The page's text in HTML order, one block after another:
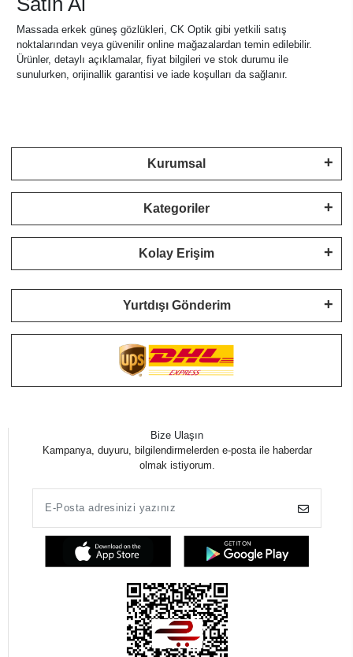
Massada erkek güneş gözlükleri, CK Optik gibi yetkili satış
noktalarından veya güvenilir online mağazalardan temin edilebilir.
Ürünler, detaylı açıklamalar, fiyat bilgileri ve stok durumu ile
sunulurken, orijinallik garantisi ve iade koşulları da sağlanır.
Kurumsal
Kategoriler
Kolay Erişim
Yurtdışı Gönderim
Bize Ulaşın
Kampanya, duyuru, bilgilendirmelerden e-posta ile haberdar
olmak istiyorum.